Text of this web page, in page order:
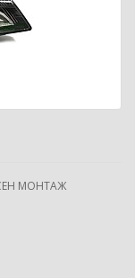
МОНТАЖ